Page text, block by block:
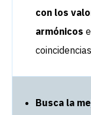
con los
armónicos
Busca la